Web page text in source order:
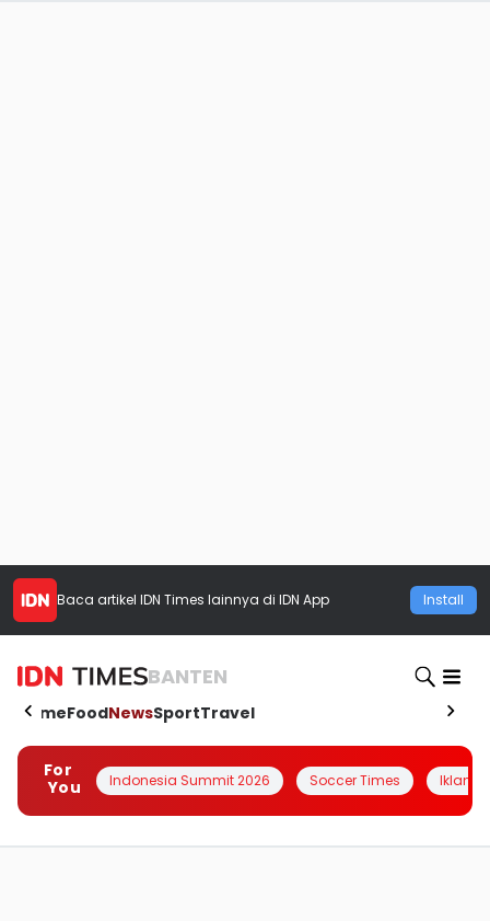
Baca artikel IDN Times lainnya di IDN App Install
BANTEN
HomeFoodNewsSportTravel
For
You
Indonesia Summit 2026 Soccer Times Iklanin